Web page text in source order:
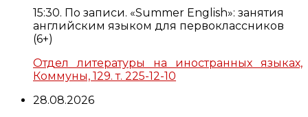
15:30. По записи. «Summer English»: занятия
английским языком для первоклассников
(6+)
Отдел литературы на иностранных языках,
Коммуны, 129. т. 225-12-10
28.08.2026